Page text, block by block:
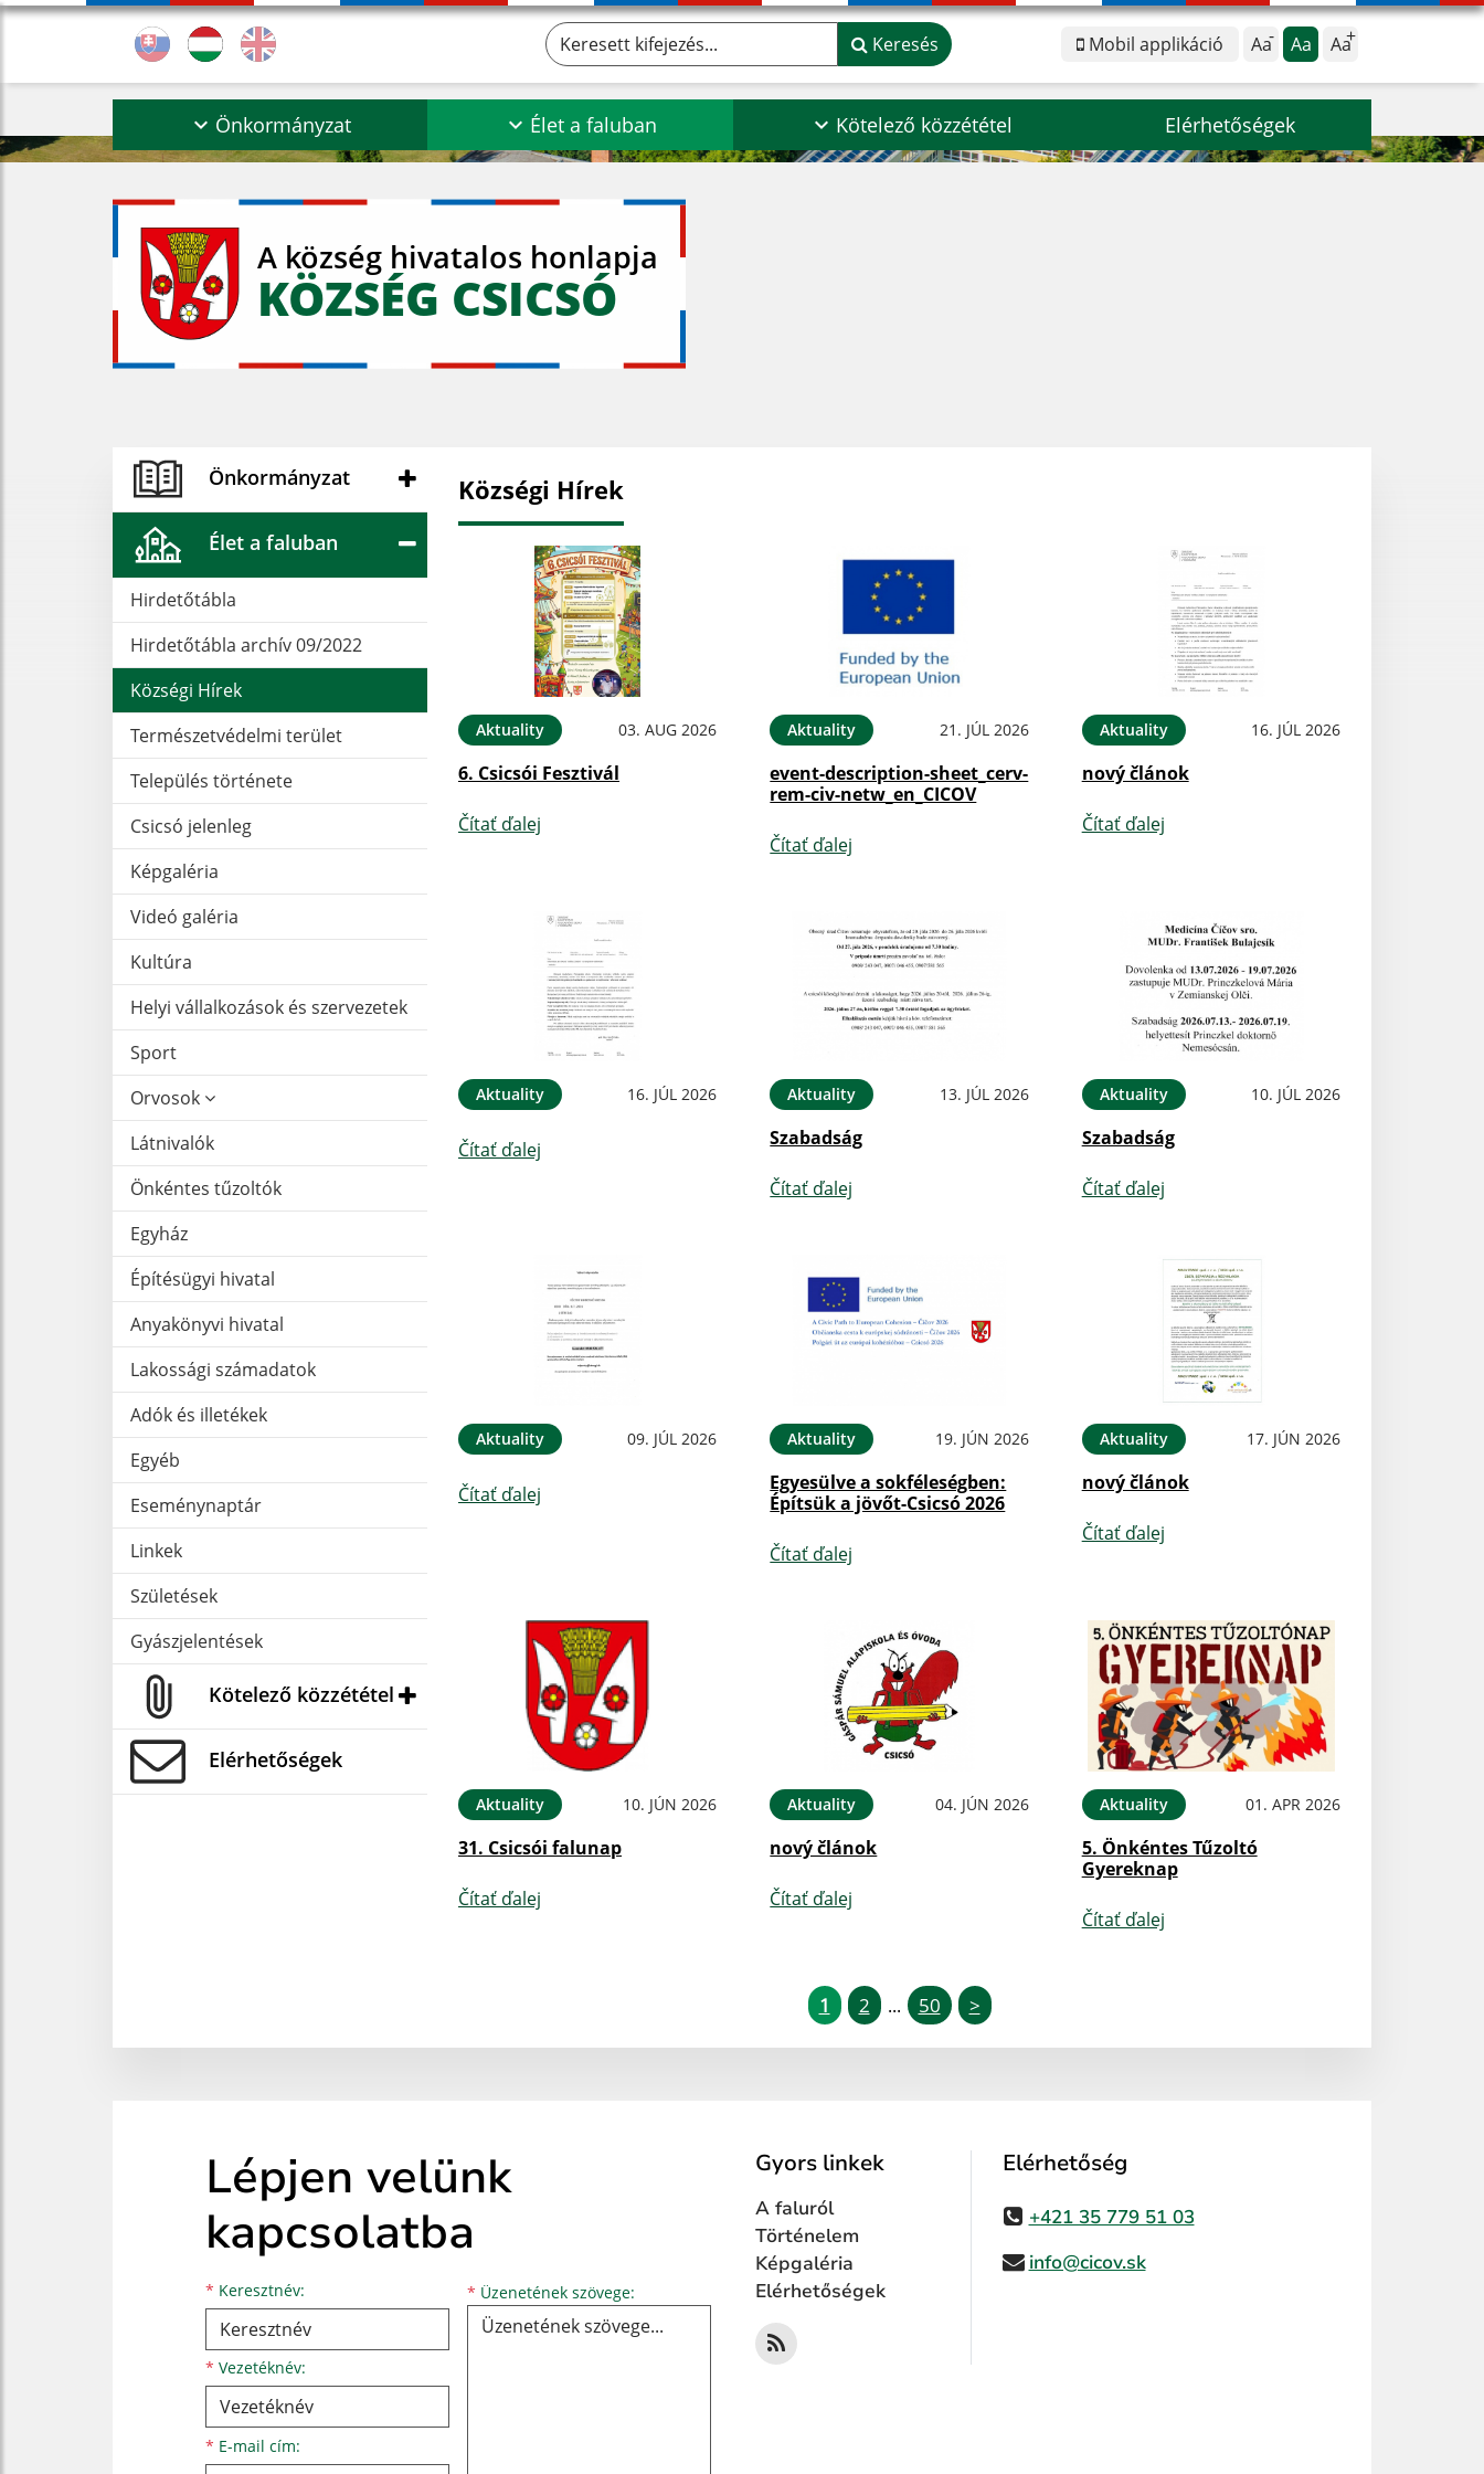
Mobil applikáció Aa Aa Aa
Keresett kifejezés... Keresés
Önkormányzat Élet a faluban Kötelező közzététel Elérhetőségek
A község hivatalos honlapja
KÖZSÉG CSICSÓ
Önkormányzat
Élet a faluban
Hirdetőtábla
Hirdetőtábla archív 09/2022
Községi Hírek
Természetvédelmi terület
Település története
Csicsó jelenleg
Képgaléria
Videó galéria
Kultúra
Helyi vállalkozások és szervezetek
Sport
Orvosok
Látnivalók
Önkéntes tűzoltók
Egyház
Építésügyi hivatal
Anyakönyvi hivatal
Lakossági számadatok
Adók és illetékek
Egyéb
Eseménynaptár
Linkek
Születések
Gyászjelentések
Kötelező közzététel
Elérhetőségek
Községi Hírek
Aktuality 03. AUG 2026
6. Csicsói Fesztivál
Čítať ďalej
Aktuality 21. JÚL 2026
event-description-sheet_cerv-
rem-civ-netw_en_CICOV
Čítať ďalej
Aktuality 16. JÚL 2026
nový článok
Čítať ďalej
Aktuality 16. JÚL 2026
Čítať ďalej
Aktuality 13. JÚL 2026
Szabadság
Čítať ďalej
Aktuality 10. JÚL 2026
Szabadság
Čítať ďalej
Aktuality 09. JÚL 2026
Čítať ďalej
Aktuality 19. JÚN 2026
Egyesülve a sokféleségben:
Építsük a jövőt-Csicsó 2026
Čítať ďalej
Aktuality 17. JÚN 2026
nový článok
Čítať ďalej
Aktuality 10. JÚN 2026
31. Csicsói falunap
Čítať ďalej
Aktuality 04. JÚN 2026
nový článok
Čítať ďalej
Aktuality 01. APR 2026
5. Önkéntes Tűzoltó
Gyereknap
Čítať ďalej
1 2 ... 50 >
Lépjen velünk
kapcsolatba
* Keresztnév:
Keresztnév
* Vezetéknév:
Vezetéknév
* E-mail cím:
E-mail cím * Üzenetének szövege: Üzenetének szövege...
Gyors linkek
A faluról
Történelem
Képgaléria
Elérhetőségek
Elérhetőség
+421 35 779 51 03
info@cicov.sk